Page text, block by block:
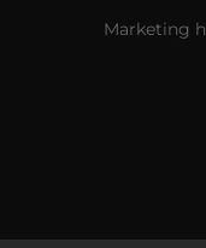
Marketing